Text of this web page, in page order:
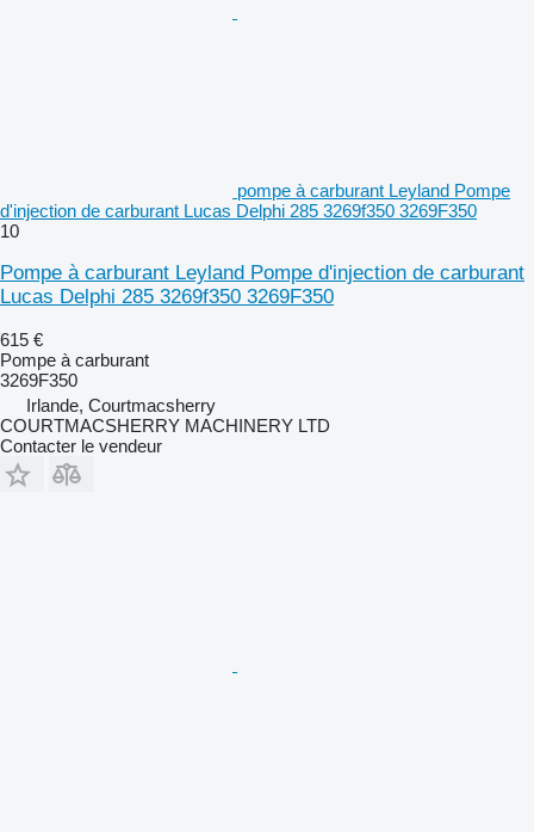
pompe à carburant Leyland Pompe
d'injection de carburant Lucas Delphi 285 3269f350 3269F350
10
Pompe à carburant Leyland Pompe d'injection de carburant
Lucas Delphi 285 3269f350 3269F350
615 €
Pompe à carburant
3269F350
Irlande, Courtmacsherry
COURTMACSHERRY MACHINERY LTD
Contacter le vendeur